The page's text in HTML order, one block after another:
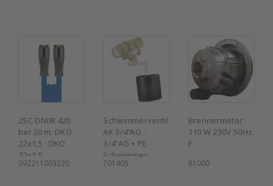
2SC DN08 420
bar 20 m. DKO
22x1,5 : DKO
22x1,5
392211003220
Schwimmerventil
AK 3/4"AG :
3/4"AG + PE
Schwimmer
701405
Brennermotor
110 W 230V 50Hz
F
81000